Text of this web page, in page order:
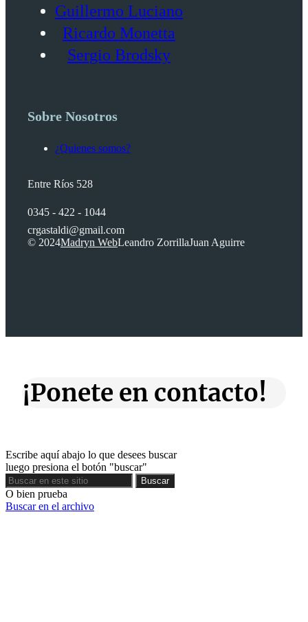
Guillermo Luciano
Ricardo Monetta
Sergio Brodsky
Sobre Nosotros
¿Quienes somos?
Entre Ríos 528
0345 - 422 - 1044
crgastaldi@gmail.com
© 2024Madryn WebLeandro ZorrillaJuan Aguirre
¡Ponete en contacto!
Escribe aquí abajo lo que desees buscar
luego presiona el botón "buscar"
Buscar
Buscar
O bien prueba
Buscar en el archivo